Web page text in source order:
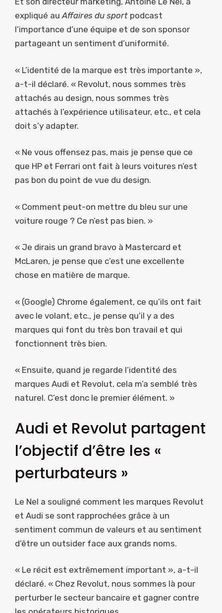
expliqué auAffaires du sport podcast
l’importance d’une équipe et de son sponsor
partageant un sentiment d’uniformité.
« L’identité de la marque est très importante »,
a-t-il déclaré. « Revolut, nous sommes très
attachés au design, nous sommes très
attachés à l’expérience utilisateur, etc., et cela
doit s’y adapter.
« Ne vous offensez pas, mais je pense que ce
que HP et Ferrari ont fait à leurs voitures n’est
pas bon du point de vue du design.
« Comment peut-on mettre du bleu sur une
voiture rouge ? Ce n’est pas bien. »
« Je dirais un grand bravo à Mastercard et
McLaren, je pense que c’est une excellente
chose en matière de marque.
« (Google) Chrome également, ce qu’ils ont fait
avec le volant, etc., je pense qu’il y a des
marques qui font du très bon travail et qui
fonctionnent très bien.
« Ensuite, quand je regarde l’identité des
marques Audi et Revolut, cela m’a semblé très
naturel. C’est donc le premier élément. »
Audi et Revolut partagent
l’objectif d’être les «
perturbateurs »
Le Nel a souligné comment les marques Revolut
et Audi se sont rapprochées grâce à un
sentiment commun de valeurs et au sentiment
d’être un outsider face aux grands noms.
« Le récit est extrêmement important », a-t-il
déclaré. « Chez Revolut, nous sommes là pour
perturber le secteur bancaire et gagner contre